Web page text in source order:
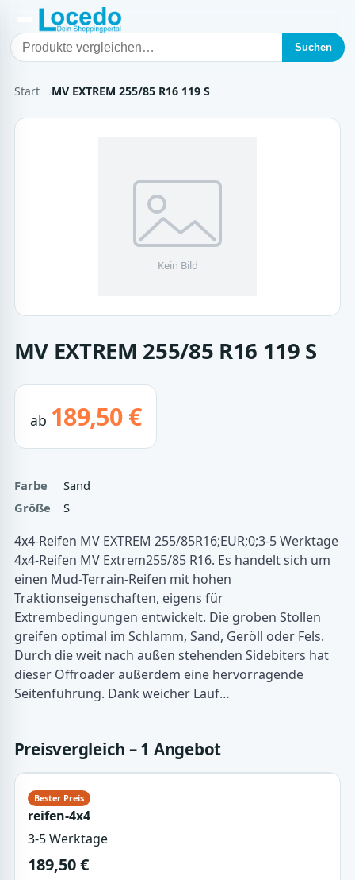
Suchen
Start MV EXTREM 255/85 R16 119 S
MV EXTREM 255/85 R16 119 S
ab 189,50 €
Farbe
Sand
Größe
S
4x4-Reifen MV EXTREM 255/85R16;EUR;0;3-5 Werktage
4x4-Reifen MV Extrem255/85 R16. Es handelt sich um
einen Mud-Terrain-Reifen mit hohen
Traktionseigenschaften, eigens für
Extrembedingungen entwickelt. Die groben Stollen
greifen optimal im Schlamm, Sand, Geröll oder Fels.
Durch die weit nach außen stehenden Sidebiters hat
dieser Offroader außerdem eine hervorragende
Seitenführung. Dank weicher Lauf…
Preisvergleich – 1 Angebot
reifen-4x4
3-5 Werktage
189,50 €